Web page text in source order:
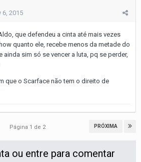
6, 2015
que defendeu a cinta até mais vezes
quanto ele, recebe menos da metade do
ainda sim só se vencer a luta, pq se perder,
que o Scarface não tem o direito de
PRÓXIMA
Página 1 de 2
ou entre para comentar